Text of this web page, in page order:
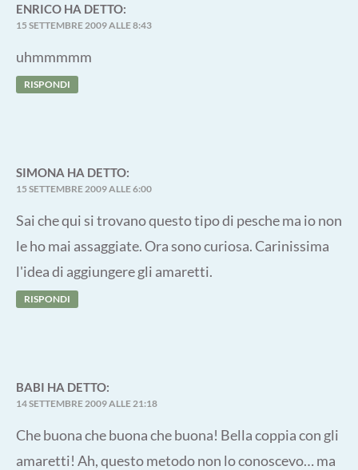
ENRICO HA DETTO:
15 SETTEMBRE 2009 ALLE 8:43
uhmmmmm
RISPONDI
SIMONA HA DETTO:
15 SETTEMBRE 2009 ALLE 6:00
Sai che qui si trovano questo tipo di pesche ma io non
le ho mai assaggiate. Ora sono curiosa. Carinissima
l'idea di aggiungere gli amaretti.
RISPONDI
BABI HA DETTO:
14 SETTEMBRE 2009 ALLE 21:18
Che buona che buona che buona! Bella coppia con gli
amaretti! Ah, questo metodo non lo conoscevo… ma